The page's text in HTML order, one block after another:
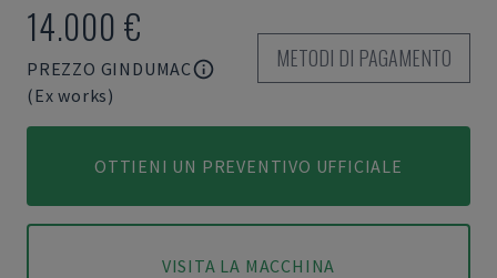
14.000 €
PREZZO GINDUMAC
(Ex works)
METODI DI PAGAMENTO
OTTIENI UN PREVENTIVO UFFICIALE
VISITA LA MACCHINA